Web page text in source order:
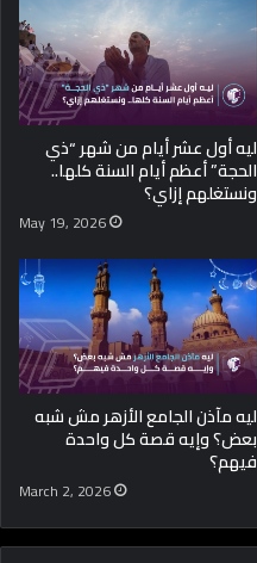
ليه أول عشر أيام من شهر “ذي
الحجة” أعظم أيام السنة كلها..
ونستغلهم إزاي؟
May 19, 2026
ليه مآذن الجامع الأزهر مش شبه
بعض؟ وإيه قصة كل واحدة
فيهم؟
March 2, 2026